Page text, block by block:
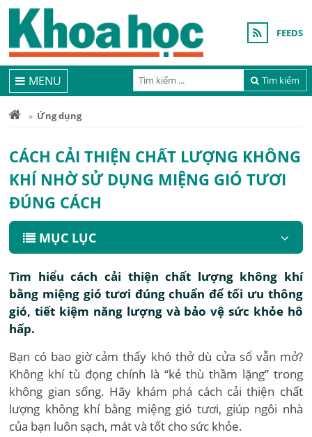
FEEDS
Tìm kiếm
MENU
Ứng dụng
CÁCH CẢI THIỆN CHẤT LƯỢNG KHÔNG
KHÍ NHỜ SỬ DỤNG MIỆNG GIÓ TƯƠI
ĐÚNG CÁCH
MỤC LỤC
Tìm hiểu cách cải thiện chất lượng không khí
bằng miệng gió tươi đúng chuẩn để tối ưu thông
gió, tiết kiệm năng lượng và bảo vệ sức khỏe hô
hấp.
Bạn có bao giờ cảm thấy khó thở dù cửa sổ vẫn mở?
Không khí tù đọng chính là “kẻ thù thầm lặng” trong
không gian sống. Hãy khám phá cách cải thiện chất
lượng không khí bằng miệng gió tươi, giúp ngôi nhà
của bạn luôn sạch, mát và tốt cho sức khỏe.